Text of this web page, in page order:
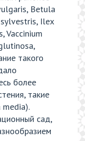
Betula
sylvestris, Ilex
Vaccinium
такого
более
такие
media).
сад,